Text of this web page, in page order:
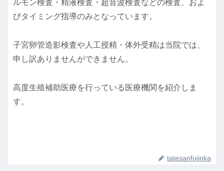
ルモン検査・精液検査・超音波検査などの検査、およ
びタイミング指導のみとなっています。
子宮卵管造影検査や人工授精・体外受精は当院では、
申し訳ありませんができません。
高度生殖補助医療を行っている医療機関を紹介しま
す。
tatesanfujinka